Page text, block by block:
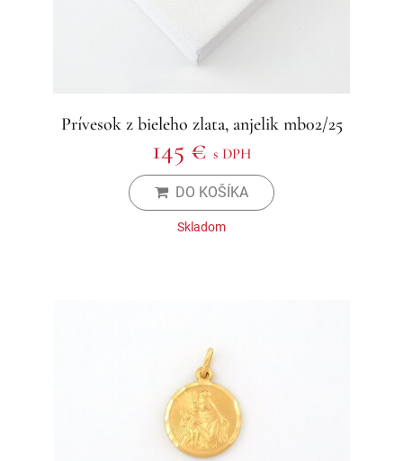
Prívesok z bieleho zlata, anjelik mb02/25
145 € s DPH
DO KOŠÍKA
Skladom